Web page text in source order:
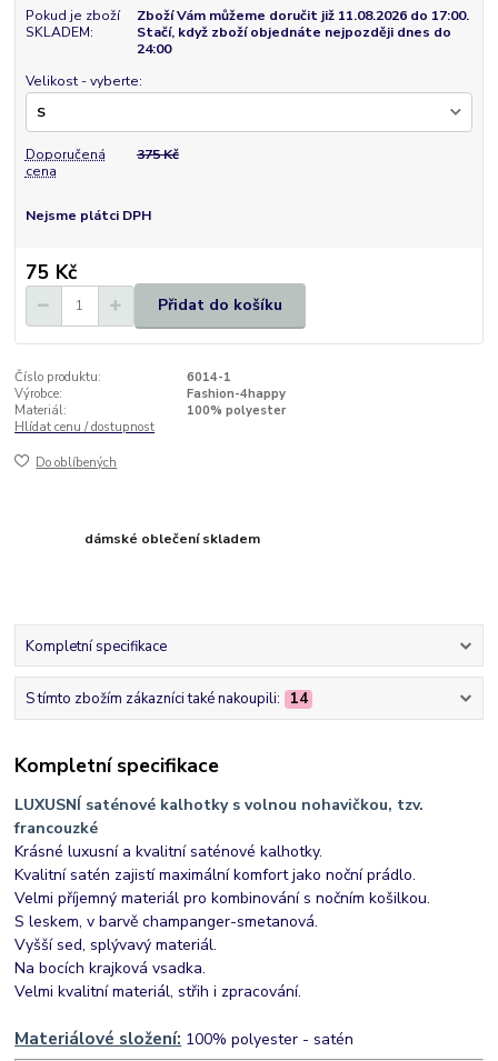
Pokud je zboží
SKLADEM:
Zboží Vám můžeme doručit již 11.08.2026 do 17:00.
Stačí, když zboží objednáte nejpozději dnes do
24:00
Velikost - vyberte:
Doporučená
cena
375 Kč
Nejsme plátci DPH
75 Kč
Přidat do košíku
Číslo produktu:
6014-1
Výrobce:
Fashion-4happy
Materiál:
100% polyester
Hlídat cenu / dostupnost
Do oblíbených
dámské oblečení skladem
Kompletní specifikace
S tímto zbožím zákazníci také nakoupili: 14
Kompletní specifikace
LUXUSNÍ saténové kalhotky s volnou nohavičkou, tzv.
francouzké
Krásné luxusní a kvalitní saténové kalhotky.
Kvalitní satén zajistí maximální komfort jako noční prádlo.
Velmi příjemný materiál pro kombinování s nočním košilkou.
S leskem, v barvě champanger-smetanová.
Vyšší sed, splývavý materiál.
Na bocích krajková vsadka.
Velmi kvalitní materiál, střih i zpracování.
Materiálové složení: 100% polyester - satén